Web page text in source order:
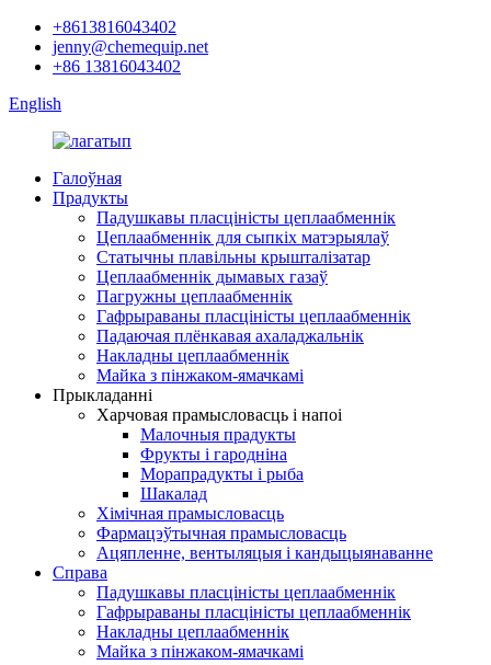
+8613816043402
jenny@chemequip.net
+86 13816043402
English
Галоўная
Прадукты
Падушкавы пласціністы цеплаабменнік
Цеплаабменнік для сыпкіх матэрыялаў
Статычны плавільны крышталізатар
Цеплаабменнік дымавых газаў
Пагружны цеплаабменнік
Гафрыраваны пласціністы цеплаабменнік
Падаючая плёнкавая ахаладжальнік
Накладны цеплаабменнік
Майка з пінжаком-ямачкамі
Прыкладанні
Харчовая прамысловасць і напоі
Малочныя прадукты
Фрукты і гародніна
Морапрадукты і рыба
Шакалад
Хімічная прамысловасць
Фармацэўтычная прамысловасць
Ацяпленне, вентыляцыя і кандыцыянаванне
Справа
Падушкавы пласціністы цеплаабменнік
Гафрыраваны пласціністы цеплаабменнік
Накладны цеплаабменнік
Майка з пінжаком-ямачкамі